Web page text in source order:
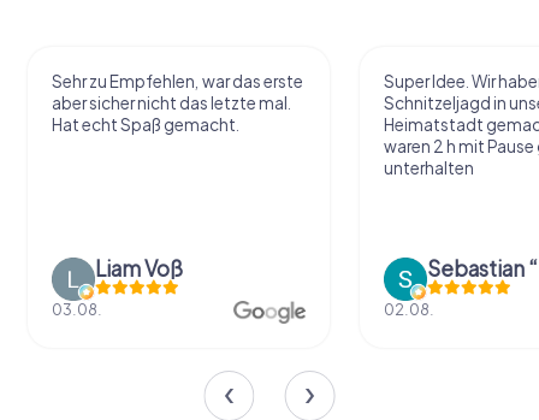
Sehr zu Empfehlen, war das erste
aber sicher nicht das letzte mal.
Hat echt Spaß gemacht.
Liam Voß
03.08.
Super Idee. Wir
Schnitzeljagd in
Heimatstadt
waren 2 h mit
unterhalten
02.08.